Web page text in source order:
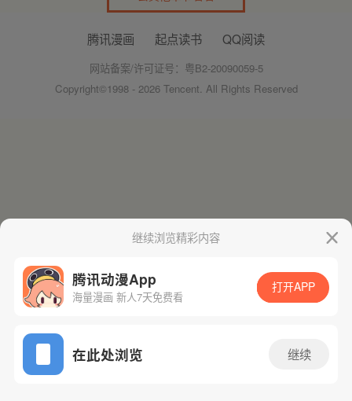
继续浏览精彩内容
腾讯动漫App
海量漫画 新人7天免费看
打开APP
在此处浏览 继续
腾讯漫画 起点读书 QQ阅读
网站备案/许可证号：粤B2-20090059-5
Copyright©1998 - 2026 Tencent. All Rights Reserved